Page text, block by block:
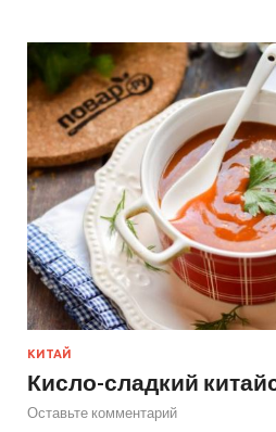
КИТАЙ
Кисло-сладкий
Оставьте комментарий